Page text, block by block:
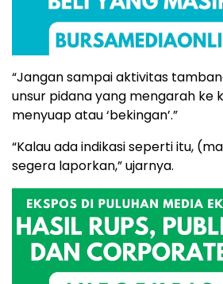
“Jangan sampai aktivitas
unsur pidana yang mengarah ke
menyuap atau ‘bekingan’.”
“Kalau ada indikasi seperti itu,
segera laporkan,” ujarnya.